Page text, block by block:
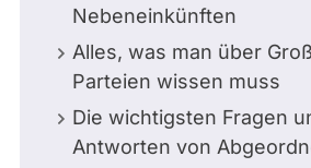
Nebeneinkünften
Alles, was man über
Parteien wissen muss
Die wichtigsten Fragen
Antworten von